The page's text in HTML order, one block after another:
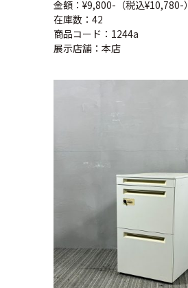
金額：¥9,800-（税込¥10,780-）
在庫数：42
商品コード：1244a
展示店舗：本店